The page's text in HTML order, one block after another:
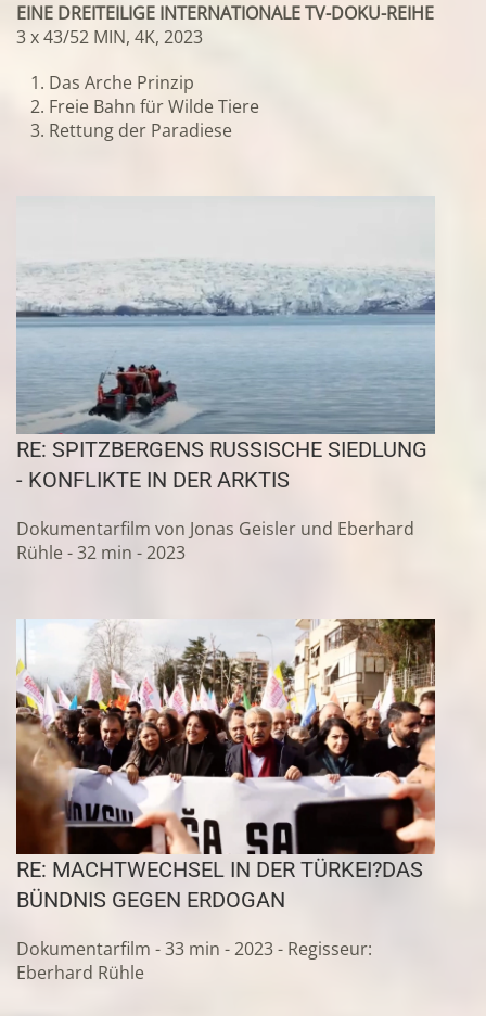
EINE DREITEILIGE INTERNATIONALE TV-DOKU-REIHE
3 x 43/52 MIN, 4K, 2023
Das Arche Prinzip
Freie Bahn für Wilde Tiere
Rettung der Paradiese
RE: SPITZBERGENS RUSSISCHE SIEDLUNG
- KONFLIKTE IN DER ARKTIS
Dokumentarfilm von Jonas Geisler und Eberhard
Rühle - 32 min - 2023
RE: MACHTWECHSEL IN DER TÜRKEI?DAS
BÜNDNIS GEGEN ERDOGAN
Dokumentarfilm - 33 min - 2023 - Regisseur:
Eberhard Rühle